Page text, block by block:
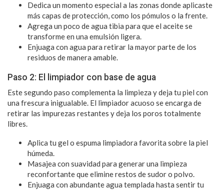
Dedica un momento especial a las zonas donde aplicaste
más capas de protección, como los pómulos o la frente.
Agrega un poco de agua tibia para que el aceite se
transforme en una emulsión ligera.
Enjuaga con agua para retirar la mayor parte de los
residuos de manera amable.
Paso 2: El limpiador con base de agua
Este segundo paso complementa la limpieza y deja tu piel con
una frescura inigualable. El limpiador acuoso se encarga de
retirar las impurezas restantes y deja los poros totalmente
libres.
Aplica tu gel o espuma limpiadora favorita sobre la piel
húmeda.
Masajea con suavidad para generar una limpieza
reconfortante que elimine restos de sudor o polvo.
Enjuaga con abundante agua templada hasta sentir tu